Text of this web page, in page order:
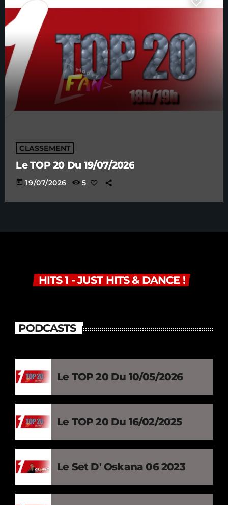
CLASSEMENT
Le TOP 20 Du 19/07/2026
today 19/07/2026 5
HITS 1 - JUST HITS & DANCE !
PODCASTS
Le TOP 20 Du 10/05/2026
Le TOP 20 Du 16/02/2025
Le Set D' Oskana 06 2023